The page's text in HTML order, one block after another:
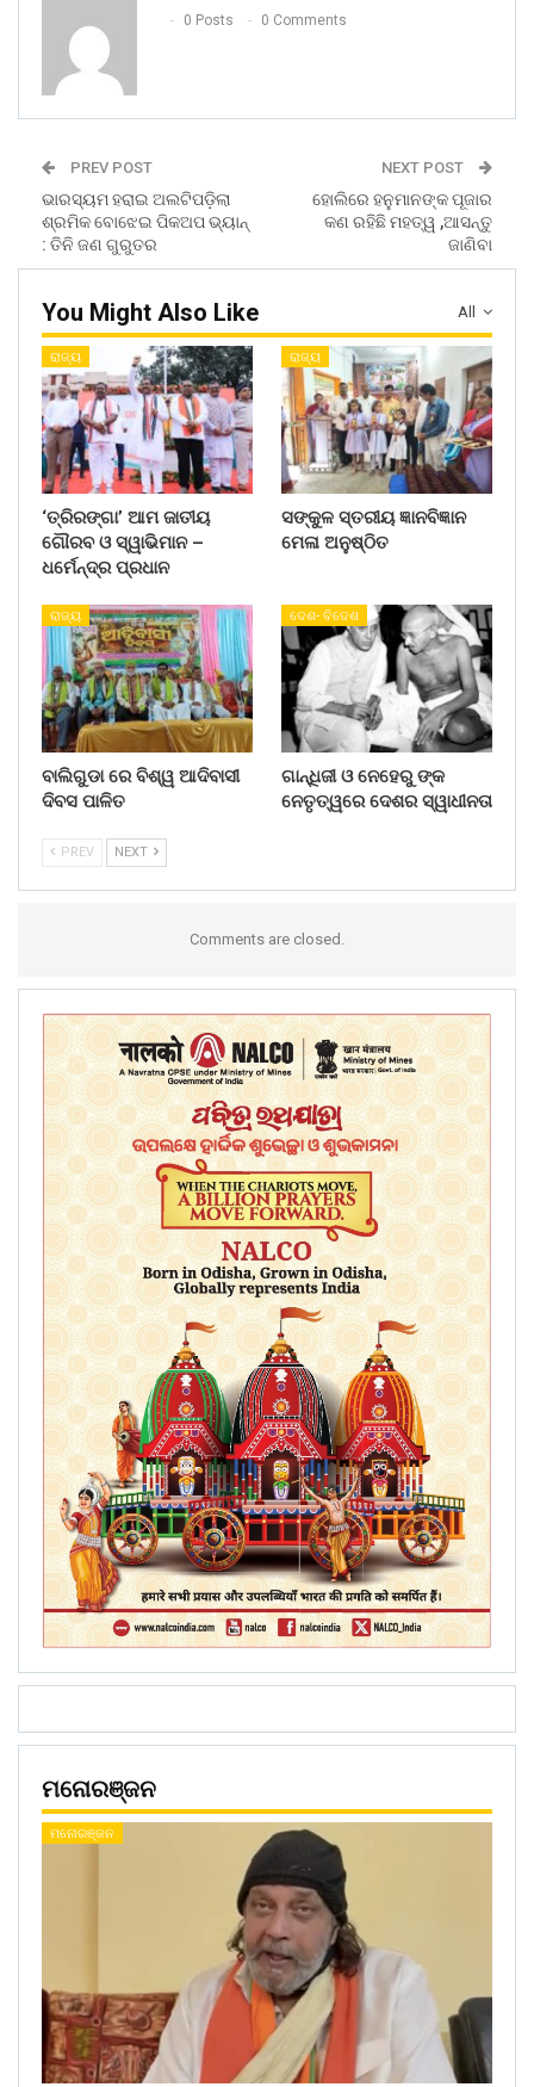
0 Posts 0 Comments
PREV POST
ଭାରସ୍ୟମ ହରାଇ ଅଲଟିପଡ଼ିଲା
ଶ୍ରମିକ ବୋଝେଇ ପିକଅପ ଭ୍ୟାନ୍
: ତିନି ଜଣ ଗୁରୁତର
NEXT POST
ହୋଲିରେ ହନୁମାନଙ୍କ ପୂଜାର
କଣ ରହିଛି ମହତ୍ୱ ,ଆସନ୍ତୁ
ଜାଣିବା
All
You Might Also Like
ରାଜ୍ୟ
‘ତ୍ରିରଙ୍ଗା’ ଆମ ଜାତୀୟ
ଗୌରବ ଓ ସ୍ୱାଭିମାନ –
ଧର୍ମେନ୍ଦ୍ର ପ୍ରଧାନ
ରାଜ୍ୟ
ସଙ୍କୁଳ ସ୍ତରୀୟ ଜ୍ଞାନବିଜ୍ଞାନ
ମେଳା ଅନୁଷ୍ଠିତ
ରାଜ୍ୟ
ବାଲିଗୁଡା ରେ ବିଶ୍ୱ ଆଦିବାସୀ
ଦିବସ ପାଳିତ
ଦେଶ- ବିଦେଶ
ଗାନ୍ଧିଜୀ ଓ ନେହେରୁ ଙ୍କ
ନେତୃତ୍ୱରେ ଦେଶର ସ୍ୱାଧୀନତା
PREV NEXT
Comments are closed.
ମନୋରଞ୍ଜନ
ମନୋରଞ୍ଜନ